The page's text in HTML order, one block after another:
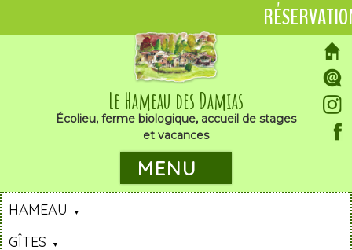
Le Hameau des Damias
Écolieu, ferme biologique, accueil de stages
et vacances
MENU
HAMEAU
GÎTES